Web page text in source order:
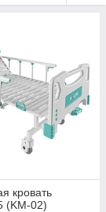
кровать
(KM-02)